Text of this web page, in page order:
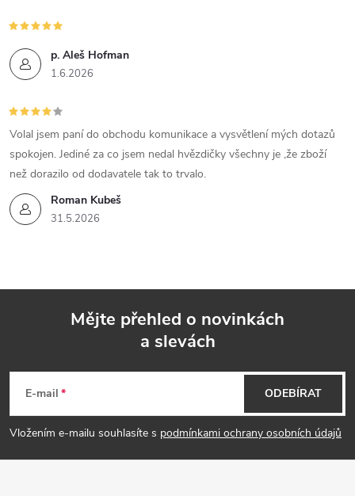
i
s
p. Aleš Hofman
1.6.2026
Roman Kubeš
31.5.2026
Volal jsem paní do obchodu komunikace a vysvětlení mých dotazů
spokojen. Jediné za co jsem nedal hvězdičky všechny je ,že zboží
než dorazilo od dodavatele tak to trvalo.
p
a
Mějte přehled o novinkách
a slevách
E-mail
Vložením e-mailu souhlasíte s podmínkami ochrany osobních údajů
ODEBÍRAT